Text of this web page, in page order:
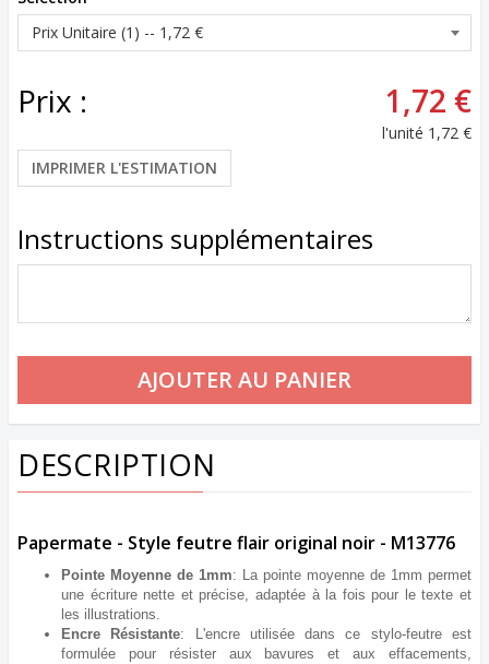
Prix : 1,72 €
l'unité 1,72 €
IMPRIMER L'ESTIMATION
Instructions supplémentaires
DESCRIPTION
Papermate - Style feutre flair original noir - M13776
Pointe Moyenne de 1mm: La pointe moyenne de 1mm permet
une écriture nette et précise, adaptée à la fois pour le texte et
les illustrations.
Encre Résistante: L'encre utilisée dans ce stylo-feutre est
formulée pour résister aux bavures et aux effacements,